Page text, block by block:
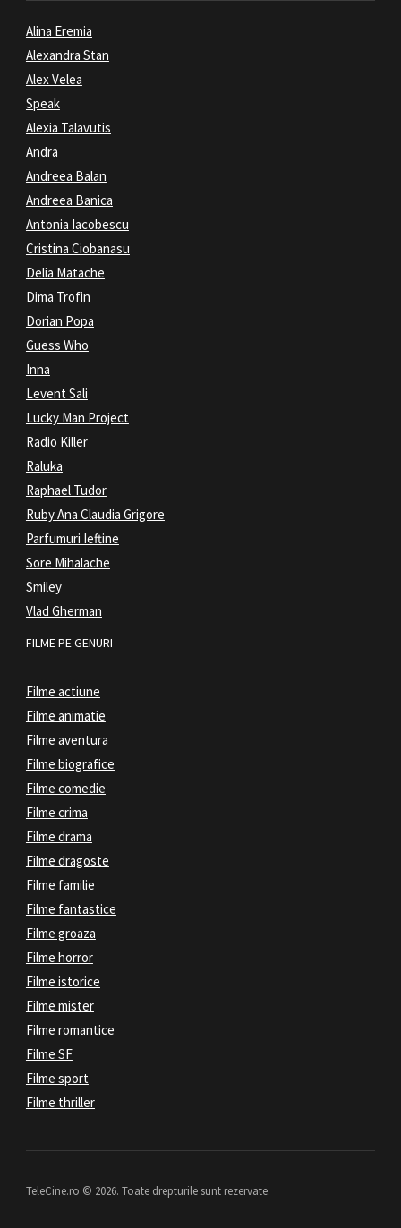
Alina Eremia
Alexandra Stan
Alex Velea
Speak
Alexia Talavutis
Andra
Andreea Balan
Andreea Banica
Antonia Iacobescu
Cristina Ciobanasu
Delia Matache
Dima Trofin
Dorian Popa
Guess Who
Inna
Levent Sali
Lucky Man Project
Radio Killer
Raluka
Raphael Tudor
Ruby Ana Claudia Grigore
Parfumuri Ieftine
Sore Mihalache
Smiley
Vlad Gherman
FILME PE GENURI
Filme actiune
Filme animatie
Filme aventura
Filme biografice
Filme comedie
Filme crima
Filme drama
Filme dragoste
Filme familie
Filme fantastice
Filme groaza
Filme horror
Filme istorice
Filme mister
Filme romantice
Filme SF
Filme sport
Filme thriller
TeleCine.ro © 2026. Toate drepturile sunt rezervate.